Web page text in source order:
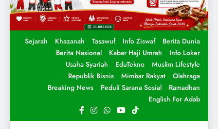
Sejarah Khazanah Tasawuf Info Ziswaf
Berita Dunia
Berita Nasional
Kabar Haji Umrah
Info Loker
Usaha Syariah
EduTekno
Muslim Lifestyle
Republik Bisnis
Mimbar Rakyat
Olahraga
Breaking News
Peduli Sarana Sosial
Ramadhan
English For Adab